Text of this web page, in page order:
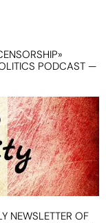
PODCAST —
NEWSLETTER OF